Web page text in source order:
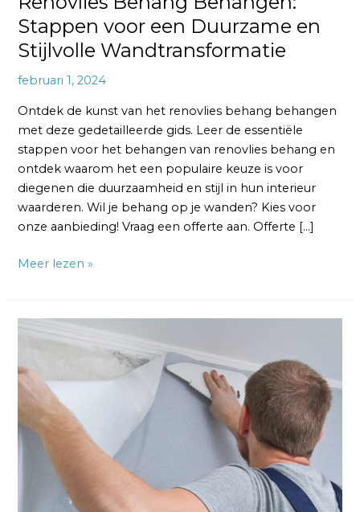
Stappen voor een Duurzame en
Stijlvolle Wandtransformatie
februari 1, 2024
Ontdek de kunst van het renovlies behang behangen
met deze gedetailleerde gids. Leer de essentiële
stappen voor het behangen van renovlies behang en
ontdek waarom het een populaire keuze is voor
diegenen die duurzaamheid en stijl in hun interieur
waarderen. Wil je behang op je wanden? Kies voor
onze aanbieding! Vraag een offerte aan. Offerte […]
Meer lezen »
Renovlies
Behang
Aanbrengen:
Stap
voor
Stap
Gids
Perfecte